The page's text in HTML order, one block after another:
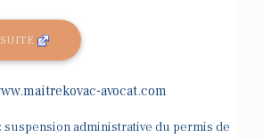
avocat.com
suspension administrative du permis de